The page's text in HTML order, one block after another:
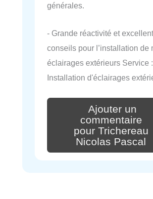
générales.
- Grande réactivité et
conseils pour l’installation de
éclairages extérieurs Service :
Installation d'éclairages
Ajouter un
commentaire
pour Trichereau
Nicolas Pascal